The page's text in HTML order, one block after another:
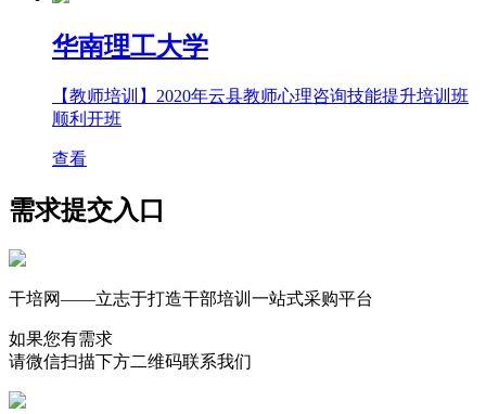
华南理工大学
【教师培训】2020年云县教师心理咨询技能提升培训班
顺利开班
查看
需求提交入口
干培网——立志于打造干部培训一站式采购平台
如果您有需求
请微信扫描下方二维码联系我们